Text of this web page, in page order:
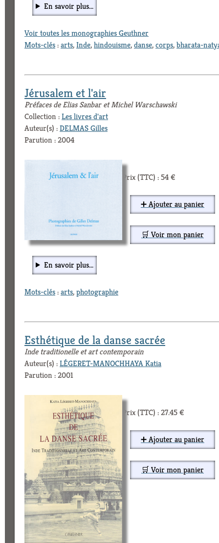
En savoir plus...
Voir toutes les monographies Geuthner
Mots-clés:arts,Inde,hindouisme,danse,corps,bharata-
Jérusalem et l'air
Préfaces de Elias Sanbar et Michel Warschawski
Collection :Les livres d'art
Auteur(s) :DELMAS Gilles
Parution : 2004
Prix (TTC) : 54 €
➕ Ajouter au panier
🛒 Voir mon panier
En savoir plus...
Mots-clés:arts,photographie
Esthétique de la danse sacrée
Inde traditionelle et art contemporain
Auteur(s) :LÉGERET-MANOCHHAYA Katia
Parution : 2001
Prix (TTC) : 27.45 €
➕ Ajouter au panier
🛒 Voir mon panier